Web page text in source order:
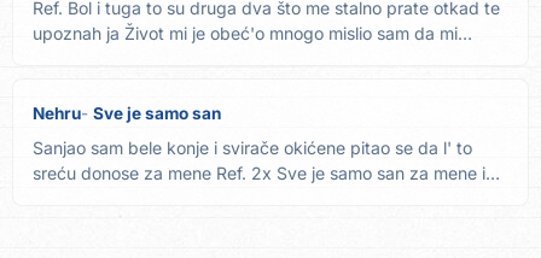
Ref. Bol i tuga to su druga dva što me stalno prate otkad te
upoznah ja Život mi je obeć'o mnogo mislio sam da mi
Nehru Sve je samo san
Sanjao sam bele konje i svirače okićene pitao se da l' to
sreću donose za mene Ref. 2x Sve je samo san za mene i